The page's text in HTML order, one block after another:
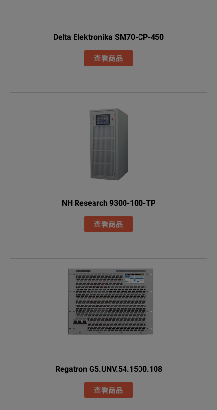
Delta Elektronika SM70-CP-450
查看商品
NH Research 9300-100-TP
查看商品
Regatron G5.UNV.54.1500.108
查看商品